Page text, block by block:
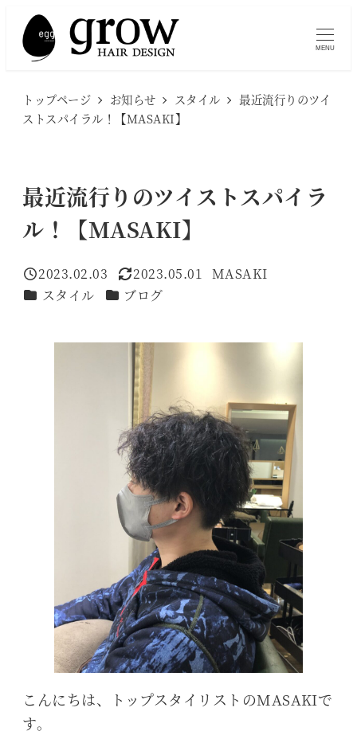
MENU
トップページ お知らせ スタイル
最近流行りのツイ
ストスパイラル！【MASAKI】
最近流行りのツイストスパイラ
ル！【MASAKI】
投稿日
2023.02.03
更新日
2023.05.01
著
MASAKI
カテゴリー
スタイル カテゴリー
ブログ
こんにちは、トップスタイリストのMASAKIで
す。